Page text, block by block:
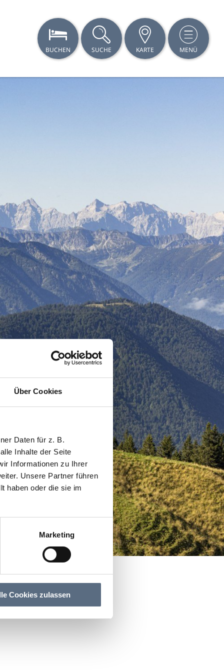
Über Cookies
Daten für z. B.
Inhalte der Seite
Informationen zu Ihrer
Unsere Partner führen
haben oder die sie im
Marketing
Cookies zulassen
BUCHEN SUCHE KARTE MENÜ